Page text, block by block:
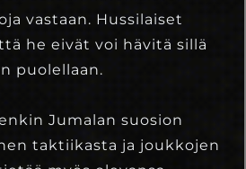
vastaan. Hussilaiset
he eivät voi hävitä sillä
puolellaan.
Jumalan suosion
taktiikasta ja joukkojen